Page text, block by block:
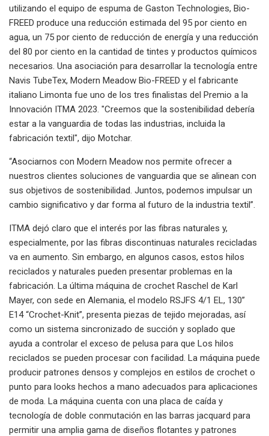
utilizando el equipo de espuma de Gaston Technologies, Bio-
FREED produce una reducción estimada del 95 por ciento en
agua, un 75 por ciento de reducción de energía y una reducción
del 80 por ciento en la cantidad de tintes y productos químicos
necesarios. Una asociación para desarrollar la tecnología entre
Navis TubeTex, Modern Meadow Bio-FREED y el fabricante
italiano Limonta fue uno de los tres finalistas del Premio a la
Innovación ITMA 2023. "Creemos que la sostenibilidad debería
estar a la vanguardia de todas las industrias, incluida la
fabricación textil", dijo Motchar.
“Asociarnos con Modern Meadow nos permite ofrecer a
nuestros clientes soluciones de vanguardia que se alinean con
sus objetivos de sostenibilidad. Juntos, podemos impulsar un
cambio significativo y dar forma al futuro de la industria textil”.
ITMA dejó claro que el interés por las fibras naturales y,
especialmente, por las fibras discontinuas naturales recicladas
va en aumento. Sin embargo, en algunos casos, estos hilos
reciclados y naturales pueden presentar problemas en la
fabricación. La última máquina de crochet Raschel de Karl
Mayer, con sede en Alemania, el modelo RSJFS 4/1 EL, 130”
E14 “Crochet-Knit”, presenta piezas de tejido mejoradas, así
como un sistema sincronizado de succión y soplado que
ayuda a controlar el exceso de pelusa para que Los hilos
reciclados se pueden procesar con facilidad. La máquina puede
producir patrones densos y complejos en estilos de crochet o
punto para looks hechos a mano adecuados para aplicaciones
de moda. La máquina cuenta con una placa de caída y
tecnología de doble conmutación en las barras jacquard para
permitir una amplia gama de diseños flotantes y patrones